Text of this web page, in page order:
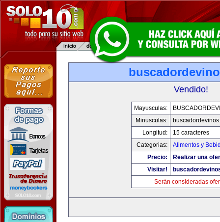
Vendido!
Mayusculas:
Minusculas:
Longitud:
15 caracteres
Categorias:
Alimentos y
Precio:
Realizar una
Visitar!
Serán consideradas